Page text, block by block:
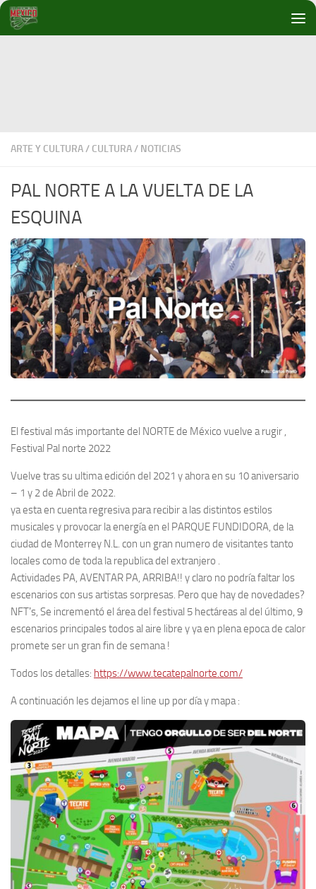
Debajo del contenido
ARTE Y CULTURA/ CULTURA/ NOTICIAS
PAL NORTE A LA VUELTA DE LA
ESQUINA
El festival más importante del NORTE de México vuelve a rugir ,
Festival Pal norte 2022
Vuelve tras su ultima edición del 2021 y ahora en su 10 aniversario
– 1 y 2 de Abril de 2022.
ya esta en cuenta regresiva para recibir a las distintos estilos
musicales y provocar la energía en el PARQUE FUNDIDORA, de la
ciudad de Monterrey N.L. con un gran numero de visitantes tanto
locales como de toda la republica del extranjero .
Actividades PA, AVENTAR PA, ARRIBA!! y claro no podría faltar los
escenarios con sus artistas sorpresas. Pero que hay de novedades?
NFTʼs, Se incrementó el área del festival 5 hectáreas al del último, 9
escenarios principales todos al aire libre y ya en plena epoca de calor
promete ser un gran fin de semana !
Todos los detalles: https://www.tecatepalnorte.com/
A continuación les dejamos el line up por día y mapa :